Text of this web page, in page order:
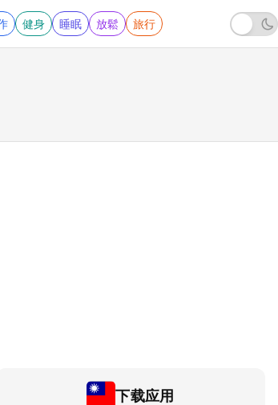
健身 睡眠 放鬆 旅行
下载应用